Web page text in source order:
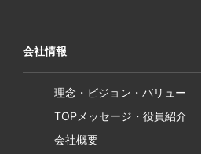
会社情報
理念・ビジョン・バリュー
TOPメッセージ・役員紹介
会社概要